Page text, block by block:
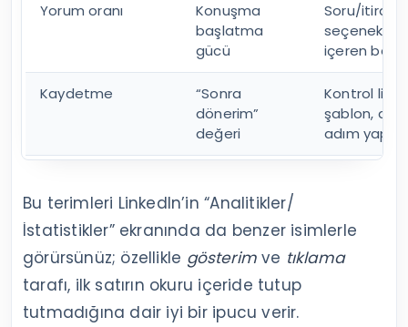
Yorum oranı
Konuşma
başlatma
gücü
Soru/itiraz/
seçenekli
içeren
Kaydetme
“Sonra
dönerim”
değeri
Kontrol
şablon,
adım yapı
Bu terimleri LinkedIn’in “Analitikler/
İstatistikler” ekranında da benzer isimlerle
görürsünüz; özellikle gösterimve tıklama
tarafı, ilk satırın okuru içeride tutup
tutmadığına dair iyi bir ipucu verir.